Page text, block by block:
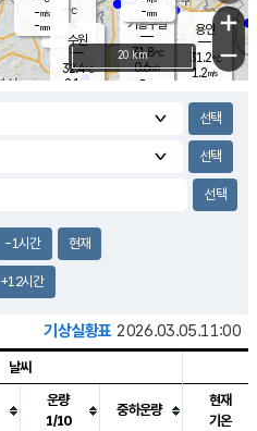
용인
31.2℃
1.2m/s
- ℃
m/s
mm
기흥구갈
31.8℃
0.6m/s
-
-m/s
-mm
-mm
수원
32.4℃
2.1 m/s
+
−
20 km
-1시간 현재
+12시간
기상실황표 2026.03.05.11:00
날씨
운량
1/10
중하운량
현재
기온